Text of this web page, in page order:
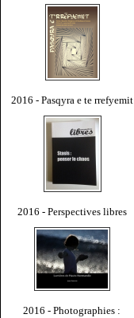
2016 - Pasqyra e te rrefyemit
2016 - Perspectives libres
2016 - Photographies :